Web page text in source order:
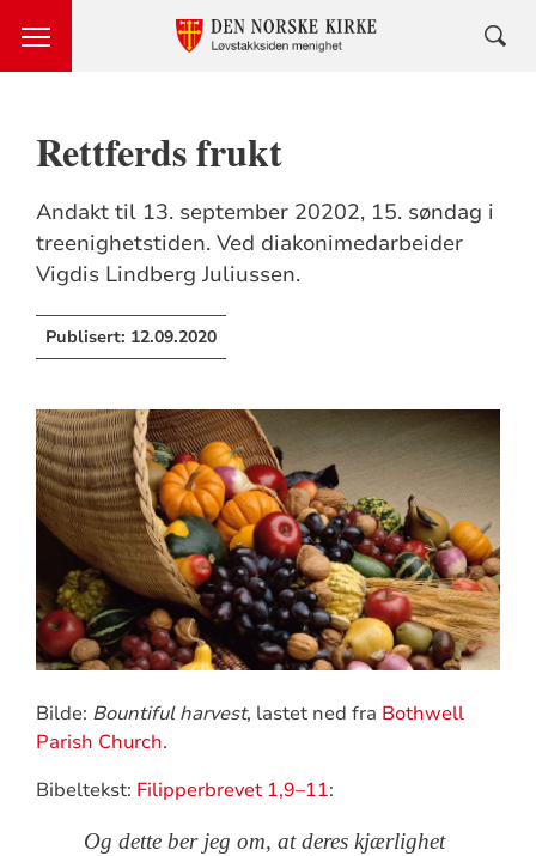
Rettferds frukt
Andakt til 13. september 20202, 15. søndag i
treenighetstiden. Ved diakonimedarbeider
Vigdis Lindberg Juliussen.
Publisert: 12.09.2020
Bilde: Bountiful harvest, lastet ned fra Bothwell
Parish Church.
Bibeltekst: Filipperbrevet 1,9–11:
Og dette ber jeg om, at deres kjærlighet